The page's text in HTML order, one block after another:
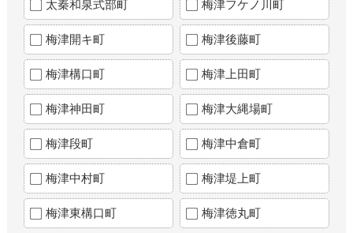
太秦和泉式部町 梅津フケノ川町
梅津開キ町 梅津後藤町
梅津構口町 梅津上田町
梅津神田町 梅津大縄場町
梅津段町 梅津中倉町
梅津中村町 梅津堤上町
梅津東構口町 梅津徳丸町